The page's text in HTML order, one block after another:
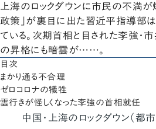
上海のロックダウンに市民の不満が
政策」が裏目に出た習近平指導部
ている。次期首相と目された李強・
の昇格にも暗雲が……。
目次
まかり通る不合理
ゼロコロナの犠牲
雲行きが怪しくなった李強の首相就任
中国・上海のロックダウン（都